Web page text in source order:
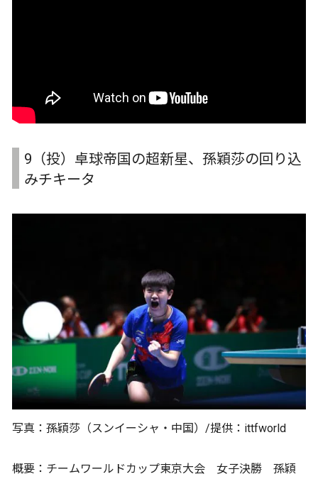
9（投）卓球帝国の超新星、孫穎莎の回り込
みチキータ
写真：孫穎莎（スンイーシャ・中国）/提供：ittfworld
概要：チームワールドカップ東京大会 女子決勝 孫穎